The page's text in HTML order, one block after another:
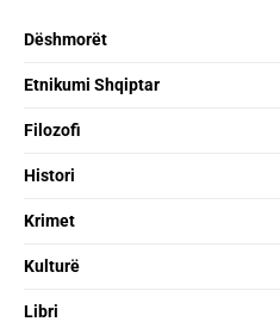
Dëshmorët
Etnikumi Shqiptar
Filozofi
Histori
Krimet
Kulturë
Libri